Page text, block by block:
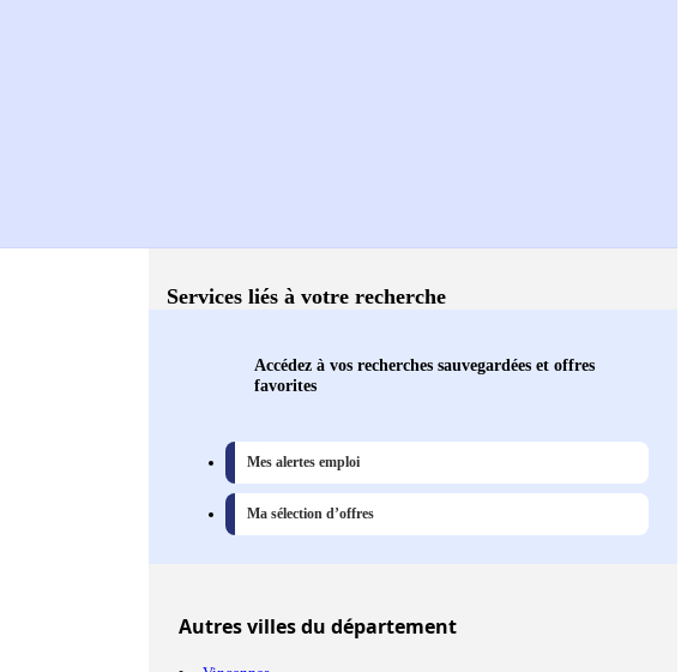
Services liés à votre recherche
Accédez à vos recherches sauvegardées et offres
favorites
Mes alertes emploi
Ma sélection d’offres
Autresvillesdu département